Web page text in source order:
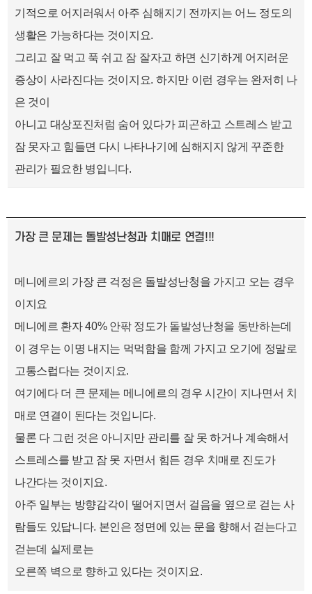
기적으로 어지러워서 아주 심해지기 전까지는 어느 정도의
생활은 가능하다는 것이지요.
그리고 잘 먹고 푹 쉬고 잠 잘자고 하면 신기하게 어지러운
증상이 사라진다는 것이지요. 하지만 이런 경우는 완저히 나
은 것이
아니고 대상포진처럼 숨어 있다가 피곤하고 스트레스 받고
잠 못자고 힘들면 다시 나타나기에 심해지지 않게 꾸준한
관리가 필요한 병입니다.
가장 큰 문제는 돌발성난청과 치매로 연결!!!
메니에르의 가장 큰 걱정은 돌발성난청을 가지고 오는 경우
이지요
메니에르 환자 40% 안팎 정도가 돌발성난청을 동반하는데
이 경우는 이명 내지는 먹먹함을 함께 가지고 오기에 정말로
고통스럽다는 것이지요.
여기에다 더 큰 문제는 메니에르의 경우 시간이 지나면서 치
매로 연결이 된다는 것입니다.
물론 다 그런 것은 아니지만 관리를 잘 못 하거나 계속해서
스트레스를 받고 잠 못 자면서 힘든 경우 치매로 진도가
나간다는 것이지요.
아주 일부는 방향감각이 떨어지면서 걸음을 옆으로 걷는 사
람들도 있답니다. 본인은 정면에 있는 문을 향해서 걷는다고
걷는데 실제로는
오른쪽 벽으로 향하고 있다는 것이지요.